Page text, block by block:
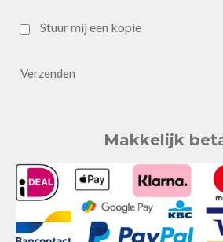
Stuur mij een kopie
Verzenden
Makkelijk